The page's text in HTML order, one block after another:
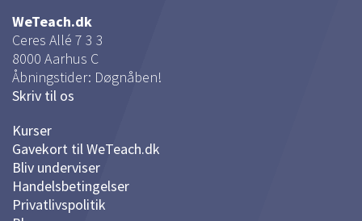
WeTeach.dk
Ceres Allé 7 3 3
8000 Aarhus C
Åbningstider: Døgnåben!
Skriv til os
Kurser
Gavekort til WeTeach.dk
Bliv underviser
Handelsbetingelser
Privatlivspolitik